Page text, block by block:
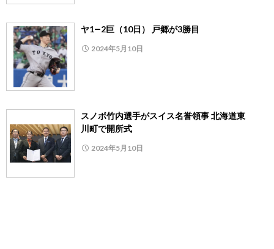
ヤ1―2巨（10日） 戸郷が3勝目
2024年5月10日
スノボ竹内選手がスイス名誉領事 北海道東
川町で開所式
2024年5月10日